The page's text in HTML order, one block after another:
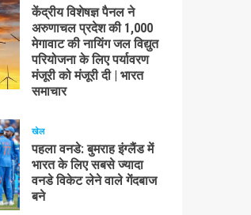
केंद्रीय विशेषज्ञ पैनल ने
अरुणाचल प्रदेश की 1,000
मेगावाट की नायिंग जल विद्युत
परियोजना के लिए पर्यावरण
मंजूरी को मंजूरी दी | भारत
समाचार
खेल
पहला वनडे: बुमराह इंग्लैंड में
भारत के लिए सबसे ज्यादा
वनडे विकेट लेने वाले गेंदबाज
बने